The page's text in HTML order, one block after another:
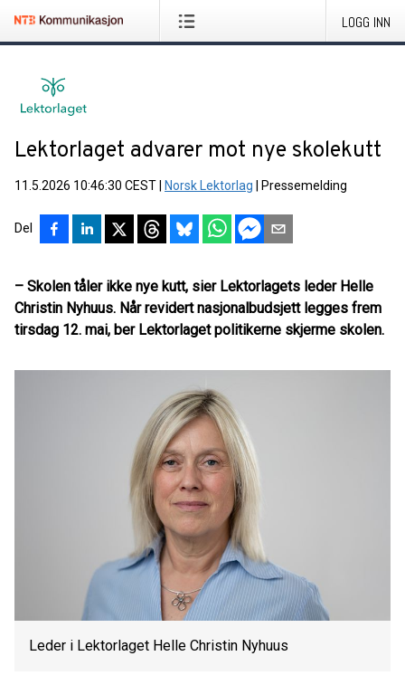
LOGG INN
Lektorlaget advarer mot nye skolekutt
11.5.2026 10:46:30 CEST Norsk Lektorlag Pressemelding
Del
– Skolen tåler ikke nye kutt, sier Lektorlagets leder Helle
Christin Nyhuus. Når revidert nasjonalbudsjett legges frem
tirsdag 12. mai, ber Lektorlaget politikerne skjerme skolen.
Leder i Lektorlaget Helle Christin Nyhuus